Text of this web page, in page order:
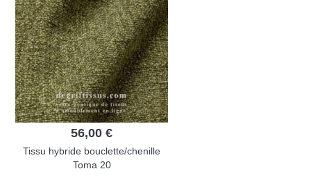
56,00 €
Tissu hybride bouclette/chenille
Toma 20